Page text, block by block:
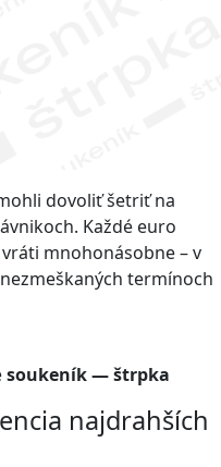
dovoliť šetriť na
Každé euro
mnohonásobne – v
termínoch
soukeník — štrpka
najdrahších